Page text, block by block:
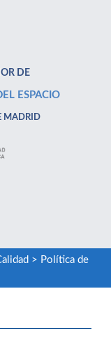
DE
ESPACIO
MADRID
> Política de